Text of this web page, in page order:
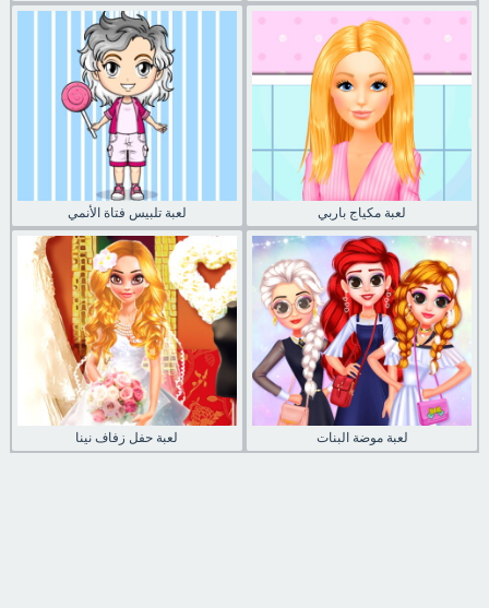
لعبة تلبيس فتاة الأنمي لعبة مكياج باربي
لعبة حفل زفاف نينا لعبة موضة البنات